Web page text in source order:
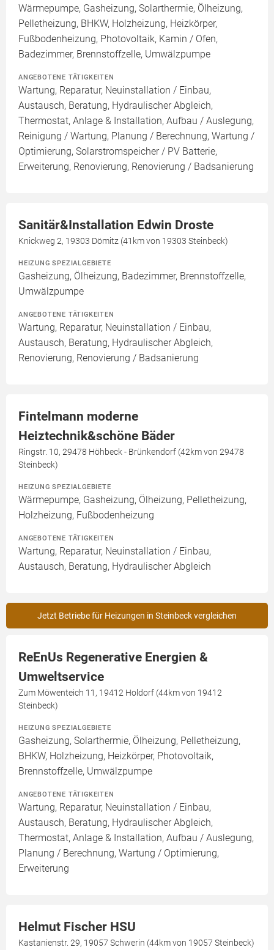
Wärmepumpe, Gasheizung, Solarthermie, Ölheizung,
Pelletheizung, BHKW, Holzheizung, Heizkörper,
Fußbodenheizung, Photovoltaik, Kamin / Ofen,
Badezimmer, Brennstoffzelle, Umwälzpumpe
ANGEBOTENE TÄTIGKEITEN
Wartung, Reparatur, Neuinstallation / Einbau,
Austausch, Beratung, Hydraulischer Abgleich,
Thermostat, Anlage & Installation, Aufbau / Auslegung,
Reinigung / Wartung, Planung / Berechnung, Wartung /
Optimierung, Solarstromspeicher / PV Batterie,
Erweiterung, Renovierung, Renovierung / Badsanierung
Sanitär&Installation Edwin Droste
Knickweg 2, 19303 Dömitz (41km von 19303 Steinbeck)
HEIZUNG SPEZIALGEBIETE
Gasheizung, Ölheizung, Badezimmer, Brennstoffzelle,
Umwälzpumpe
ANGEBOTENE TÄTIGKEITEN
Wartung, Reparatur, Neuinstallation / Einbau,
Austausch, Beratung, Hydraulischer Abgleich,
Renovierung, Renovierung / Badsanierung
Fintelmann moderne
Heiztechnik&schöne Bäder
Ringstr. 10, 29478 Höhbeck - Brünkendorf (42km von 29478
Steinbeck)
HEIZUNG SPEZIALGEBIETE
Wärmepumpe, Gasheizung, Ölheizung, Pelletheizung,
Holzheizung, Fußbodenheizung
ANGEBOTENE TÄTIGKEITEN
Wartung, Reparatur, Neuinstallation / Einbau,
Austausch, Beratung, Hydraulischer Abgleich
Jetzt Betriebe für Heizungen in Steinbeck vergleichen
ReEnUs Regenerative Energien &
Umweltservice
Zum Möwenteich 11, 19412 Holdorf (44km von 19412
Steinbeck)
HEIZUNG SPEZIALGEBIETE
Gasheizung, Solarthermie, Ölheizung, Pelletheizung,
BHKW, Holzheizung, Heizkörper, Photovoltaik,
Brennstoffzelle, Umwälzpumpe
ANGEBOTENE TÄTIGKEITEN
Wartung, Reparatur, Neuinstallation / Einbau,
Austausch, Beratung, Hydraulischer Abgleich,
Thermostat, Anlage & Installation, Aufbau / Auslegung,
Planung / Berechnung, Wartung / Optimierung,
Erweiterung
Helmut Fischer HSU
Kastanienstr. 29, 19057 Schwerin (44km von 19057 Steinbeck)